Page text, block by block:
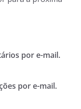
por e-mail.
por e-mail.